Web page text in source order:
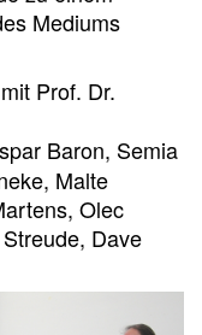
Mediums
Prof. Dr.
Baron, Semia
Malte
Olec
Dave